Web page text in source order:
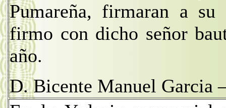
Pumareña, firmaran a
firmo con dicho señor
año.
D. Bicente Manuel Garcia